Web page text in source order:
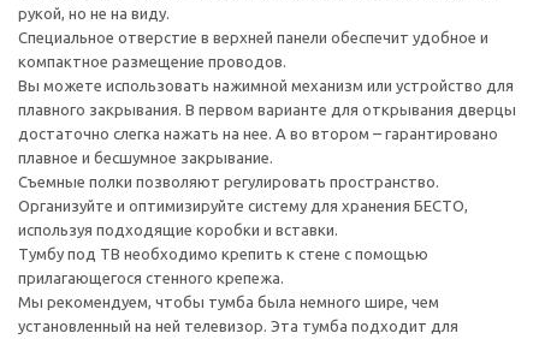
рукой, но не на виду.
Специальное отверстие в верхней панели обеспечит удобное и
компактное размещение проводов.
Вы можете использовать нажимной механизм или устройство для
плавного закрывания. В первом варианте для открывания дверцы
достаточно слегка нажать на нее. А во втором – гарантировано
плавное и бесшумное закрывание.
Съемные полки позволяют регулировать пространство.
Организуйте и оптимизируйте систему для хранения БЕСТО,
используя подходящие коробки и вставки.
Тумбу под ТВ необходимо крепить к стене с помощью
прилагающегося стенного крепежа.
Мы рекомендуем, чтобы тумба была немного шире, чем
установленный на ней телевизор. Эта тумба подходит для